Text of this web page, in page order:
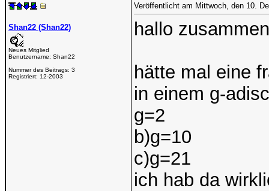
Shan22 (Shan22)
Neues Mitglied
Benutzername: Shan22
Nummer des Beitrags: 3
Registriert: 12-2003
Veröffentlicht am Mittwoch, den 10.
hallo
hätte mal eine
in einem g-
g=2
b)g=10
c)g=21
ich hab da